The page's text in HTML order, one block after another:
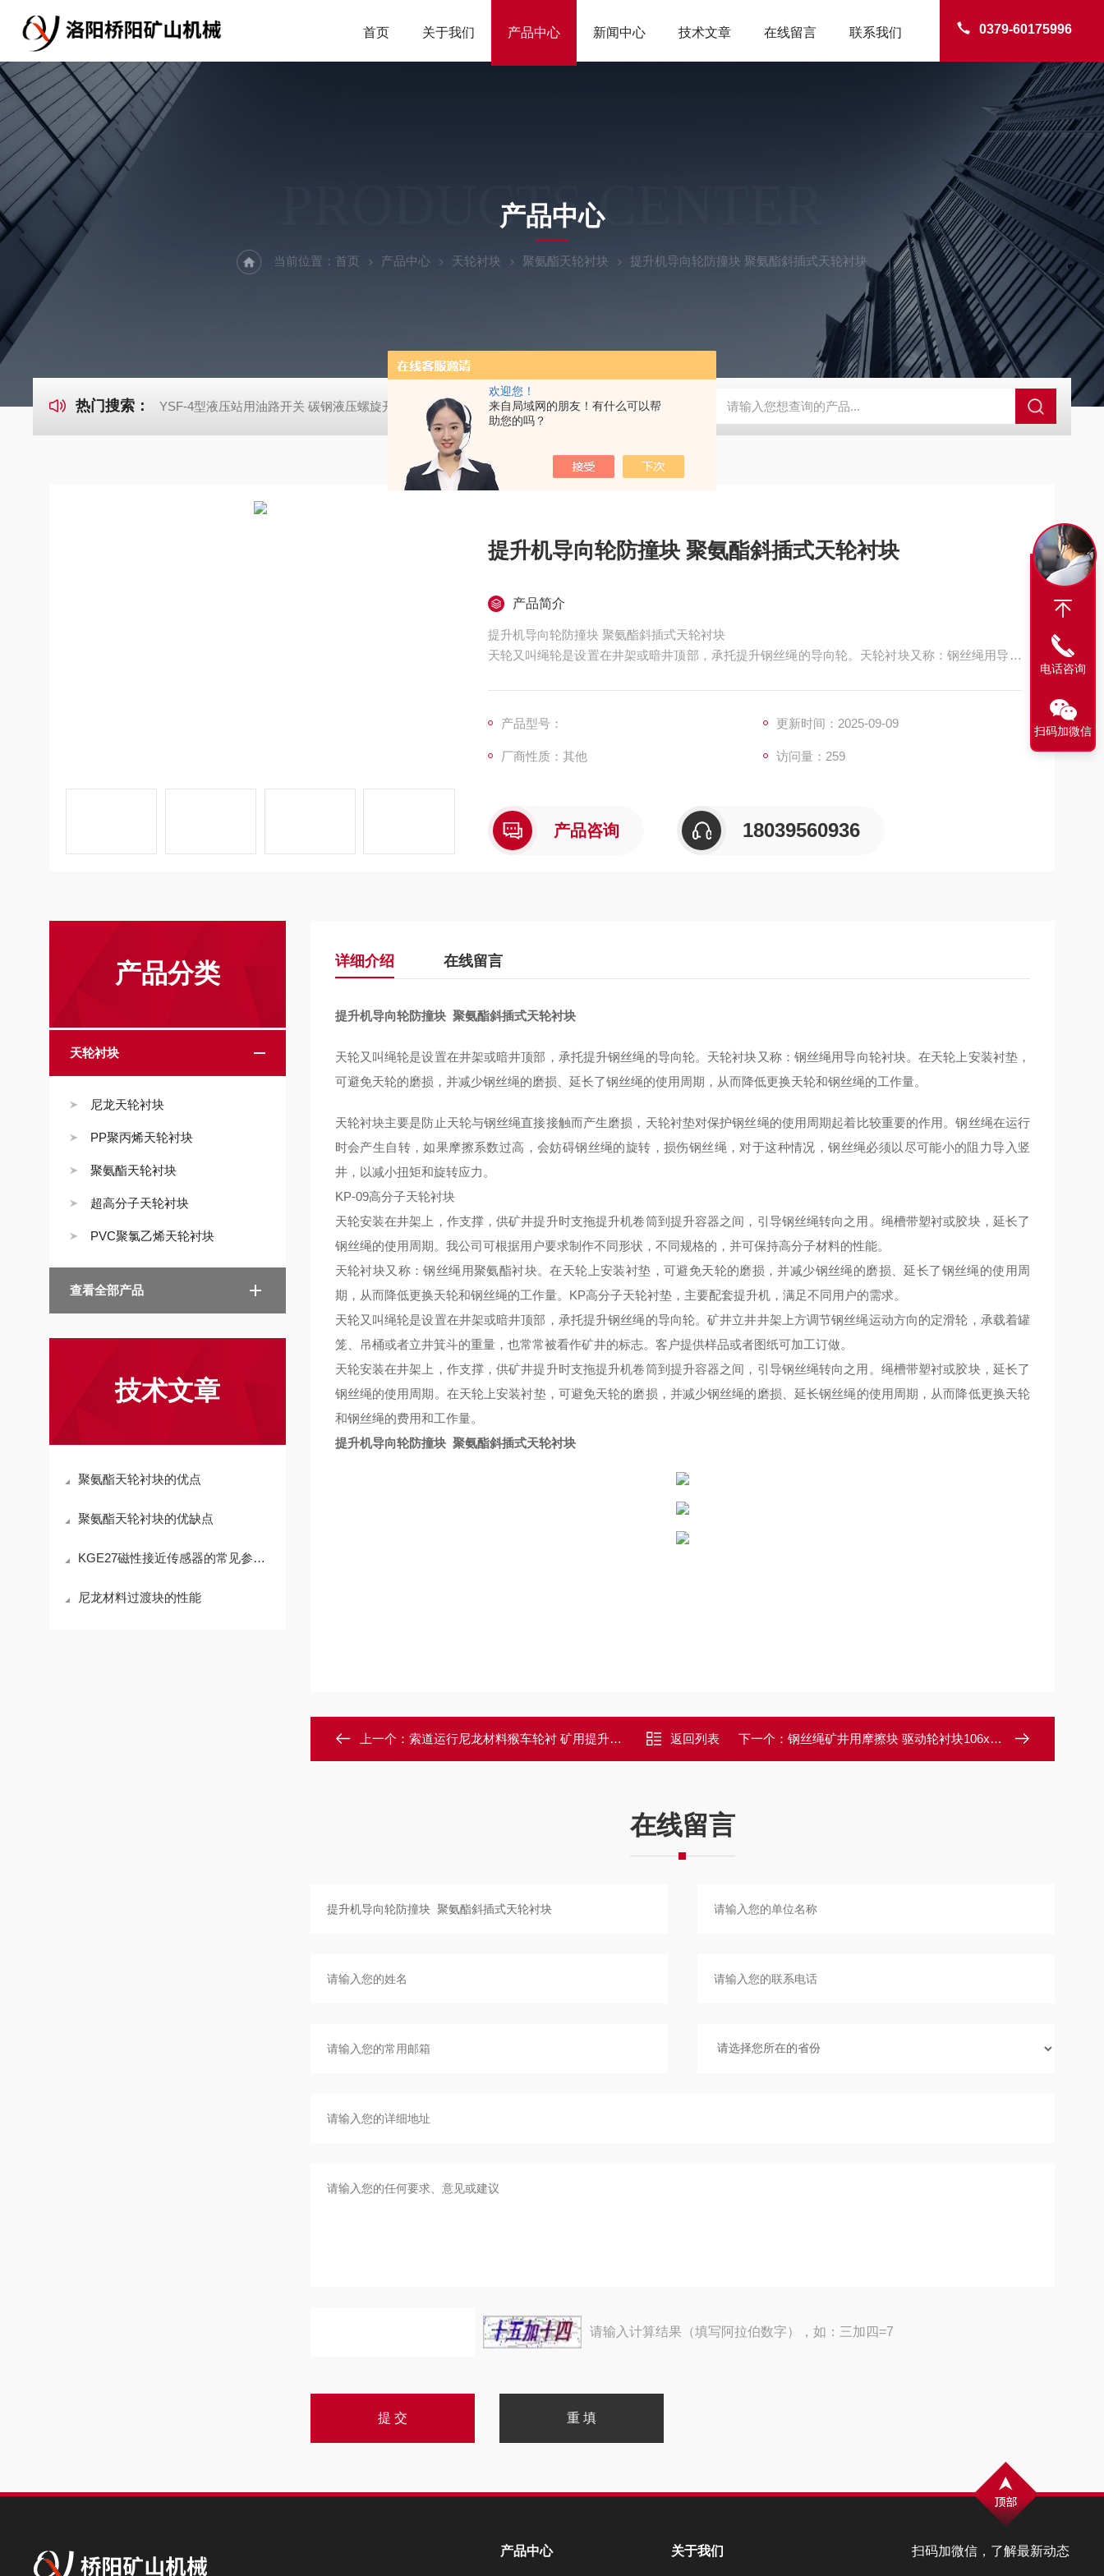
欢迎您！
来自局域网的朋友！有什么可以帮
助您的吗？
0379-60175996
首页 关于我们 产品中心 新闻中心 技术文章 在线留言 联系我们
PRODUCTS CENTER
产品中心
当前位置： 首页 产品中心 天轮衬块 聚氨酯天轮衬块 提升机导向轮防撞块 聚氨酯斜插式天轮衬块
热门搜索： YSF-4型液压站用油路开关 碳钢液压螺旋开关 猴车配件橡胶轮衬 托压轮矿用斜井巷道用 矿用本安型行程开关KHXC24 井下机电设备 便携式移动液压系统总成 提升机
提升机导向轮防撞块 聚氨酯斜插式天轮衬块
产品简介
提升机导向轮防撞块 聚氨酯斜插式天轮衬块
天轮又叫绳轮是设置在井架或暗井顶部，承托提升钢丝绳的导向轮。天轮衬块又称：钢丝绳用导向
产品型号：
更新时间：2025-09-09
厂商性质：其他 访问量：259
产品咨询 18039560936
产品分类
天轮衬块
尼龙天轮衬块
PP聚丙烯天轮衬块
聚氨酯天轮衬块
超高分子天轮衬块
PVC聚氯乙烯天轮衬块
查看全部产品
技术文章
聚氨酯天轮衬块的优点
聚氨酯天轮衬块的优缺点
KGE27磁性接近传感器的常见参数及功能说明
尼龙材料过渡块的性能
详细介绍 在线留言
提升机导向轮防撞块 聚氨酯斜插式天轮衬块
天轮又叫绳轮是设置在井架或暗井顶部，承托提升钢丝绳的导向轮。 天轮衬块又称：钢丝绳用导向轮衬块。在天轮上安装衬垫，
可避免天轮的磨损，并减少钢丝绳的磨损、延长了钢丝绳的使用 周期 ，从而降低更换天轮和钢丝绳的工作量。
天轮衬块主要是防止天轮与钢丝绳直接接触而产生磨损 ， 天轮衬垫对保护钢丝绳的使用周期起着比较重要的作用 。钢丝绳在运行
时会产生自转 ，如果摩擦系数过高 ， 会妨碍钢丝绳的旋转 ， 损伤钢丝绳 ， 对于这种情况 ，钢丝绳必须以尽可能小的阻力导入竖
井， 以减小扭矩和旋转应力。
KP-09高分子天轮衬块
天轮安装在井架上，作支撑，供矿井提升时支拖提升机卷筒到提升容器之间，引导钢丝绳转向之用。绳槽带塑衬或胶块， 延长了
钢丝绳的使用 周期。 我公司可根据用户要求制作不同形状 ， 不同规格的 ， 并可保持高分子材料的性能。
天轮衬块又称：钢丝绳用聚氨酯衬块。在天轮上安装衬垫，可避免天轮的磨损，并减少钢丝绳的磨损、延长了钢丝绳的使用周
期，从而降低更换天轮和钢丝绳的工作量。 KP高分子天轮衬垫，主要配套提升机，满足不同用户的需求。
天轮又叫绳轮是设置在井架或暗井顶部，承托提升钢丝绳的导向轮。矿井立井井架上方调节钢丝绳运动方向的定滑轮 ， 承载着罐
笼、吊桶或者立井箕斗的重量，也常常被看作矿井的标志。客户提供样品或者图纸可加工订做。
天轮安装在井架上，作支撑，供矿井提升时支拖提升机卷筒到提升容器之间，引导钢丝绳转向之用。绳槽带塑衬或胶块， 延长了
钢丝绳的使用 周期 。 在天轮上安装衬垫，可避免天轮的磨损，并减少钢丝绳的磨损、延长钢丝绳的使用周期，从而降低更换天轮
和钢丝绳的费用和工作量。
提升机导向轮防撞块 聚氨酯斜插式天轮衬块
上一个： 索道运行尼龙材料猴车轮衬 矿用提升机衬套 返回列表 下一个： 钢丝绳矿井用摩擦块 驱动轮衬块106x55x27
在线留言
请输入计算结果（填写阿拉伯数字），如：三加四=7
扫码加微信，了解最新动态
产品中心 关于我们
电话咨询
扫码加微信